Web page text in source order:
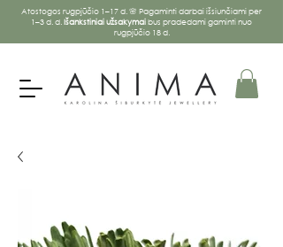
Atostogos rugpjūčio 1–17 d. 🌸 Pagaminti darbai išsiunčiami per
1–3 d. d.Išankstiniai užsakymaibus pradedami gaminti nuo
rugpjūčio 18 d.